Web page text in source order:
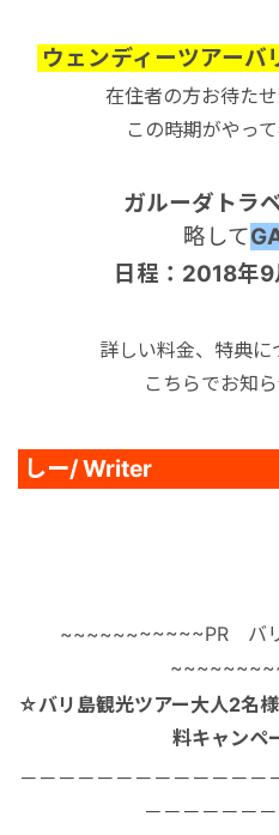
ウェンディーツアーバ
在住者の方お待た
この時期がやっ
ガルーダトラ
略して
日程：2018年
詳しい料金、特典
こちらでお知
しー/ Writer
~~~~~~~~~~~PR バリ
☆バリ島観光ツアー大人2名
料キャンペ
－－－－－－－－－－－－－
－－－－－－
ターンシップ